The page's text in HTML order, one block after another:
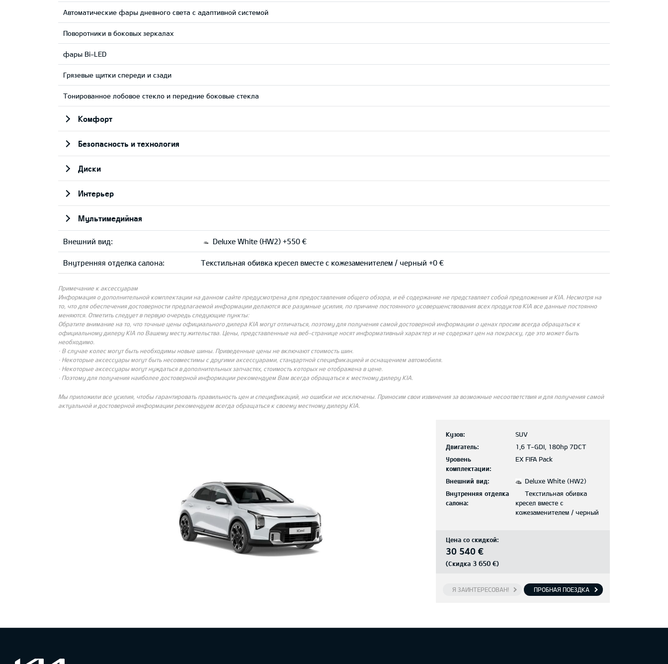
Автоматические фары дневного света с адаптивной системой
Поворотники в боковых зеркалах
фары Bi-LED
Грязевые щитки спереди и сзади
Тонированное лобовое стекло и передние боковые стекла
Комфорт
Безопасность и технология
Диски
Интерьер
Мультимедийная
Внешний вид: Deluxe White (HW2) +550 €
Внутренняя отделка салона: Текстильная обивка кресел вместе с кожезаменителем / черный +0 €
Примечание к аксессуарам
Информация о дополнительной комплектации на данном сайте предусмотрена для предоставления общего обзора, и её содержание не представляет собой предложения и KIA. Несмотря на
то, что для обеспечения достоверности предлагаемой информации делаются все разумные усилия, по причине постоянного усовершенствования всех продуктов KIA все данные постоянно
меняются. Отметить следует в первую очередь следующие пункты:
Обратите внимание на то, что точные цены официального дилера KIA могут отличаться, поэтому для получения самой достоверной информации о ценах просим всегда обращаться к
официальному дилеру KIA по Вашему месту жительства. Цены, представленные на веб-странице носят информативный характер и не содержат цен на покраску, где это может быть
необходимо.
· В случае колес могут быть необходимы новые шины. Приведенные цены не включают стоимость шин.
· Некоторые аксессуары могут быть несовместимы с другими аксессуарами, стандартной спецификацией и оснащением автомобиля.
· Некоторые аксессуары могут нуждаться в дополнительных запчастях, стоимость которых не отображена в цене.
· Поэтому для получения наиболее достоверной информации рекомендуем Вам всегда обращаться к местному дилеру KIA.
Мы приложили все усилия, чтобы гарантировать правильность цен и спецификаций, но ошибки не исключены. Приносим свои извинения за возможные несоответствия и для получения самой
актуальной и достоверной информации рекомендуем всегда обращаться к своему местному дилеру KIA.
Кузов:
SUV
Двигатель:
1,6 T-GDI, 180hp 7DCT
Уровень
комплектации:
EX FIFA Pack
Внешний вид:
Deluxe White (HW2)
Внутренняя отделка
салона:
Текстильная обивка
кресел вместе с
кожезаменителем / черный
Цена со скидкой:
30 540 €
(Скидка 3 650 €)
Я ЗАИНТЕРЕСОВАН! ПРОБНАЯ ПОЕЗДКА